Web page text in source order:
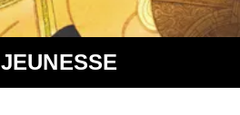
JEUNESSE